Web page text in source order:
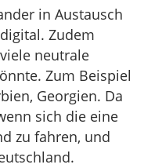
in Austausch
Zudem
neutrale
Zum Beispiel
Georgien. Da
sich die eine
zu fahren, und